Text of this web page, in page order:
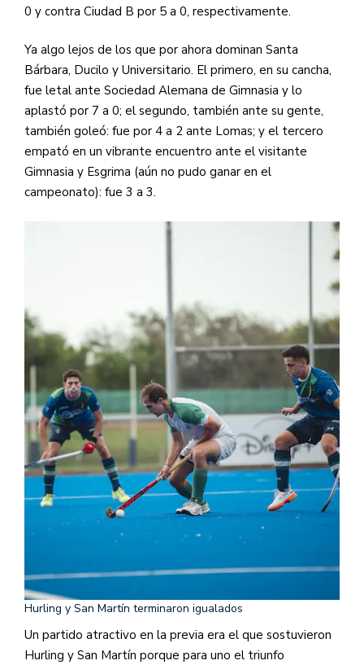
0 y contra Ciudad B por 5 a 0, respectivamente.
Ya algo lejos de los que por ahora dominan Santa
Bárbara, Ducilo y Universitario. El primero, en su cancha,
fue letal ante Sociedad Alemana de Gimnasia y lo
aplastó por 7 a 0; el segundo, también ante su gente,
también goleó: fue por 4 a 2 ante Lomas; y el tercero
empató en un vibrante encuentro ante el visitante
Gimnasia y Esgrima (aún no pudo ganar en el
campeonato): fue 3 a 3.
Hurling y San Martín terminaron igualados
Un partido atractivo en la previa era el que sostuvieron
Hurling y San Martín porque para uno el triunfo